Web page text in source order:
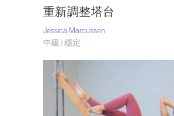
重新調整塔台
Jessica Marcussen
中級 | 穩定